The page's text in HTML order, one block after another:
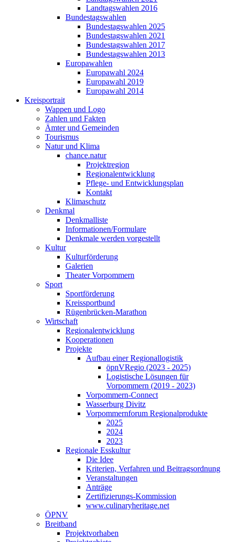
Landtagswahlen 2016
Bundestagswahlen
Bundestagswahlen 2025
Bundestagswahlen 2021
Bundestagswahlen 2017
Bundestagswahlen 2013
Europawahlen
Europawahl 2024
Europawahl 2019
Europawahl 2014
Kreisportrait
Wappen und Logo
Zahlen und Fakten
Ämter und Gemeinden
Tourismus
Natur und Klima
chance.natur
Projektregion
Regionalentwicklung
Pflege- und Entwicklungsplan
Kontakt
Klimaschutz
Denkmal
Denkmalliste
Informationen/Formulare
Denkmale werden vorgestellt
Kultur
Kulturförderung
Galerien
Theater Vorpommern
Sport
Sportförderung
Kreissportbund
Rügenbrücken-Marathon
Wirtschaft
Regionalentwicklung
Kooperationen
Projekte
Aufbau einer Regionallogistik
öpnVRegio (2023 - 2025)
Logistische Lösungen­ für
Vorpommern (2019 - 2023)
Vorpommern-Connect
Wasserburg Divitz
Vorpommernforum Regionalprodukte
2025
2024
2023
Regionale Esskultur
Die Idee
Kriterien, Verfahren und Beitragsordnung
Veranstaltungen
Anträge
Zertifizierungs-Kommission
www.culinaryheritage.net
ÖPNV
Breitband
Projektvorhaben